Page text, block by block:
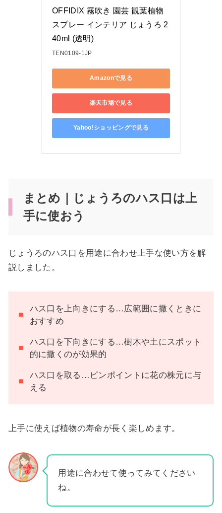
OFFIDIX 霧吹き 園芸 観葉植物
スプレー インテリア じょうろ 2
40ml (透明)
TEN0109-1JP
Amazonで見る
楽天市場で見る
Yahoo!ショッピングで見る
まとめ｜じょうろのハス口は上
手に使おう
じょうろのハス口を用途に合わせ上手な使い方を解
説しました。
ハス口を上向きにする…広範囲に撒くときに
おすすめ
ハス口を下向きにする…樹木や土にスポット
的に撒くのが効果的
ハス口を取る…ピンポイントに花の株元に与
える
上手に使えば植物の寿命が長く楽しめます。
用途に合わせて使ってみてください
ね。